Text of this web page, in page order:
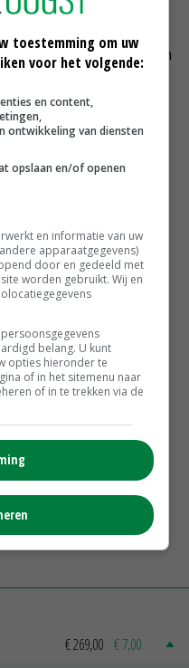
webshop waar iedereen
is dat er twintig
punten in het
ook andere
via internet kan
is.
Japanse varianten
Het ras van
groene blaadjes,
ras van Sakata geeft
langer houdbaar zou
€ 269,00 € 7,00
toestemming om uw
voor het volgende:
en content,
ontwikkeling van diensten
opslaan en/of openen
en informatie van uw
apparaatgegevens)
door en gedeeld met
worden gebruikt. Wij en
belang. U kunt
opties hieronder te
of in het sitemenu naar
of in te trekken via de